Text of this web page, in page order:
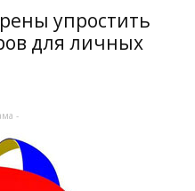
упростить
для личных
-